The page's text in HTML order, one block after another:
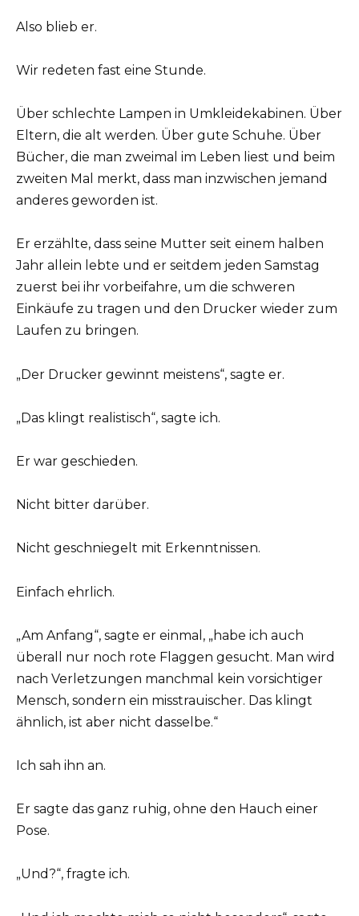
Also blieb er.
Wir redeten fast eine Stunde.
Über schlechte Lampen in Umkleidekabinen. Über
Eltern, die alt werden. Über gute Schuhe. Über
Bücher, die man zweimal im Leben liest und beim
zweiten Mal merkt, dass man inzwischen jemand
anderes geworden ist.
Er erzählte, dass seine Mutter seit einem halben
Jahr allein lebte und er seitdem jeden Samstag
zuerst bei ihr vorbeifahre, um die schweren
Einkäufe zu tragen und den Drucker wieder zum
Laufen zu bringen.
„Der Drucker gewinnt meistens“, sagte er.
„Das klingt realistisch“, sagte ich.
Er war geschieden.
Nicht bitter darüber.
Nicht geschniegelt mit Erkenntnissen.
Einfach ehrlich.
„Am Anfang“, sagte er einmal, „habe ich auch
überall nur noch rote Flaggen gesucht. Man wird
nach Verletzungen manchmal kein vorsichtiger
Mensch, sondern ein misstrauischer. Das klingt
ähnlich, ist aber nicht dasselbe.“
Ich sah ihn an.
Er sagte das ganz ruhig, ohne den Hauch einer
Pose.
„Und?“, fragte ich.